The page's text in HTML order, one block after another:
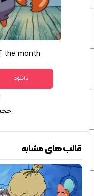
the month
دانلود
حجم: 158
قالب‌های مشابه